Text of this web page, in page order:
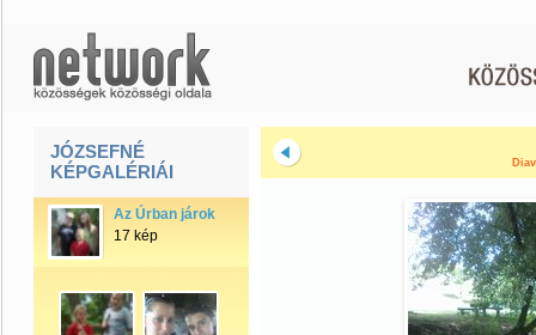
JÓZSEFNÉ
KÉPGALÉRIÁI
Az Úrban járok
17 kép